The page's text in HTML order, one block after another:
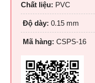
Chất liệu: PVC
Độ dày:0.15 mm
Mã hàng:CSPS-16